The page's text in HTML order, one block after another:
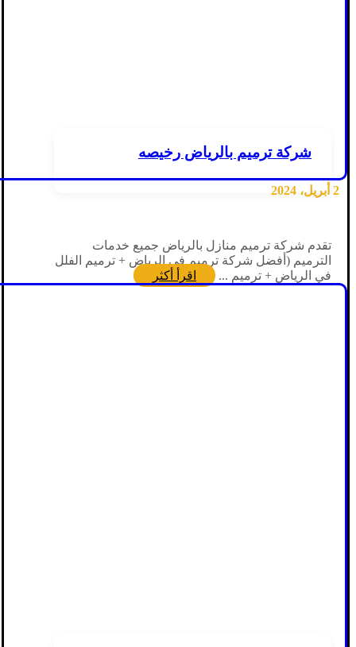
شركة ترميم بالرياض رخيصه
2 أبريل، 2024
تقدم شركة ترميم منازل بالرياض جميع خدمات
الترميم (أفضل شركة ترميم في الرياض + ترميم الفلل
في الرياض + ترميم ...
اقرأ أكثر